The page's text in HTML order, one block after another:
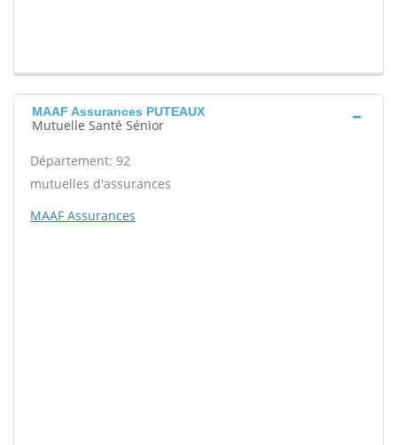
MAAF Assurances PUTEAUX
Mutuelle Santé Sénior
Département: 92
mutuelles d'assurances
MAAF Assurances